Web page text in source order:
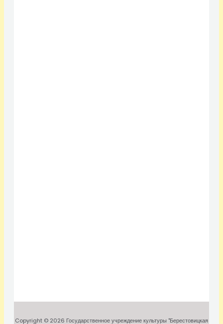
Copyright © 2026 Государственное учреждение культуры "Берестовицкая